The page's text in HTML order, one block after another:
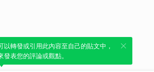
！一鍵引用此內容，透過發布貼
表達個人立場。
以轉發或引用此內容至自己的貼文中，
發表您的評論或觀點。